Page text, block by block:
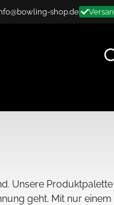
shop.de
Unsere
geht. Mit nur einem